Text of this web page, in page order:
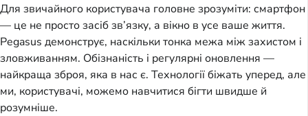
Для звичайного користувача головне зрозуміти: смартфон
— це не просто засіб зв’язку, а вікно в усе ваше життя.
Pegasus демонструє, наскільки тонка межа між захистом і
зловживанням. Обізнаність і регулярні оновлення —
найкраща зброя, яка в нас є. Технології біжать уперед, але
ми, користувачі, можемо навчитися бігти швидше й
розумніше.